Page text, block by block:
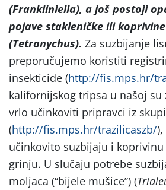
(Frankliniella), a još postoji
pojave stakleničke ili
(Tetranychus). Za suzbijanje
preporučujemo koristiti
insekticide (http://fis.mps.hr/
kalifornijskog tripsa u našoj
vrlo učinkoviti pripravci iz
(http://fis.mps.hr/trazilicaszb/
učinkovito suzbijaju i
grinju. U slučaju potrebe
moljaca (“bijele mušice”) (